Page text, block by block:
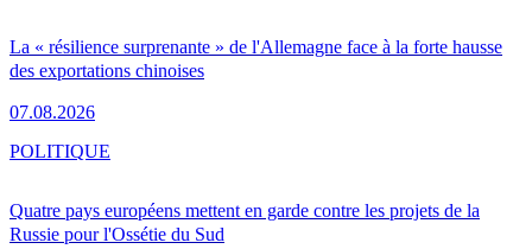
La « résilience surprenante » de l'Allemagne face à la forte hausse
des exportations chinoises
07.08.2026
Quatre pays européens mettent en garde contre les projets de la
Russie pour l'Ossétie du Sud
POLITIQUE